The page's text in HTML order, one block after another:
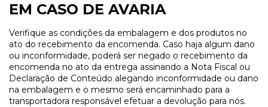
EM CASO DE AVARIA
Verifique as condições da embalagem e dos produtos no
ato do recebimento da encomenda. Caso haja algum dano
ou inconformidade, poderá ser negado o recebimento da
encomenda no ato da entrega assinando a Nota Fiscal ou
Declaração de Conteúdo alegando inconformidade ou dano
na embalagem e o mesmo será encaminhado para a
transportadora responsável efetuar a devolução para nós.